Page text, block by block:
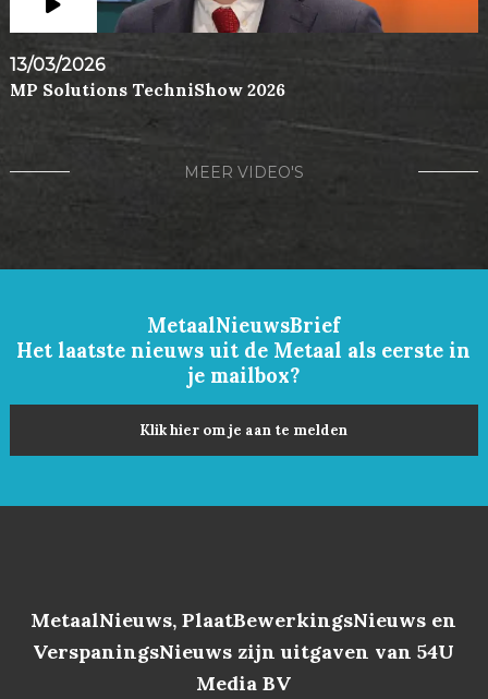
13/03/2026
MP Solutions TechniShow 2026
MEER VIDEO'S
MetaalNieuwsBrief
Het laatste nieuws uit de Metaal als eerste in
je mailbox?
Klik hier om je aan te melden
MetaalNieuws, PlaatBewerkingsNieuws en
VerspaningsNieuws zijn uitgaven van 54U
Media BV